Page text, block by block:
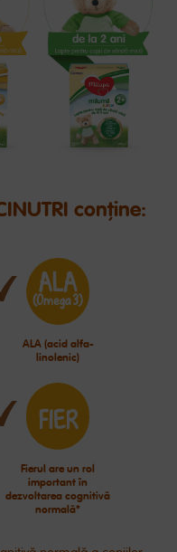
conţine:
ALA (acid alfa-
linolenic)
Fierul are un rol
important în
dezvoltarea cognitivă
normală*